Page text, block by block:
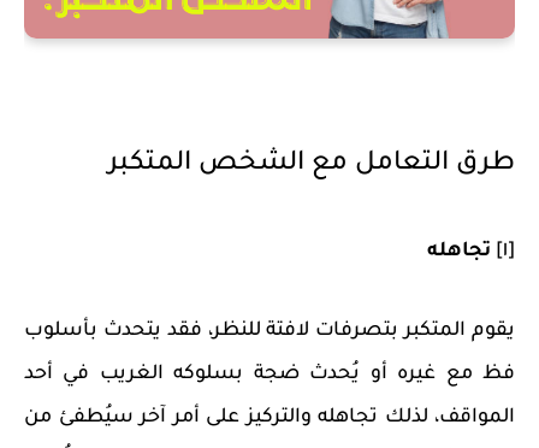
طرق التعامل مع الشخص المتكبر
تجاهله
يقوم المتكبر بتصرفات لافتة للنظر، فقد يتحدث بأسلوب
فظ مع غيره أو يُحدث ضجة بسلوكه الغريب في أحد
المواقف، لذلك تجاهله والتركيز على أمر آخر سيُطفئ من